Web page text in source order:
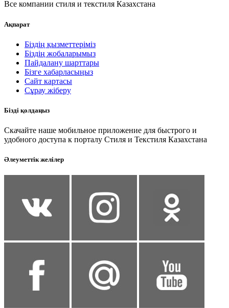
Все компании стиля и текстиля Казахстана
Ақпарат
Біздің қызметтеріміз
Біздің жобаларымыз
Пайдалану шарттары
Бізге хабарласыңыз
Сайт картасы
Сұрау жіберу
Бізді қолдаңыз
Скачайте наше мобильное приложение для быстрого и
удобного доступа к порталу Стиля и Текстиля Казахстана
Әлеуметтік желілер